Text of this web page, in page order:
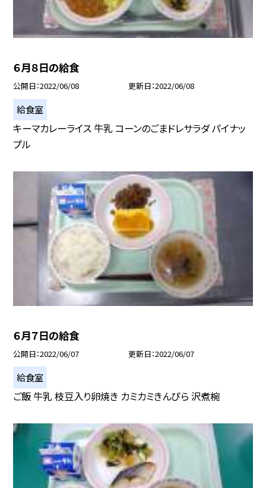
６月８日の給食
公開日 2022/06/08 更新日 2022/06/08
給食室
キーマカレーライス 牛乳 コーンのごまドレサラダ パイナッ
プル
６月７日の給食
公開日 2022/06/07 更新日 2022/06/07
給食室
ご飯 牛乳 枝豆入り卵焼き カミカミきんぴら 沢煮椀